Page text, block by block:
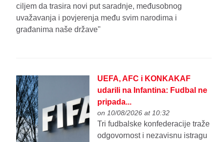
ciljem da trasira novi put saradnje, međusobnog
uvažavanja i povjerenja među svim narodima i
građanima naše države"
UEFA, AFC i KONKAKAF
udarili na Infantina: Fudbal ne
pripada...
on 10/08/2026 at 10:32
Tri fudbalske konfederacije traže
odgovornost i nezavisnu istragu